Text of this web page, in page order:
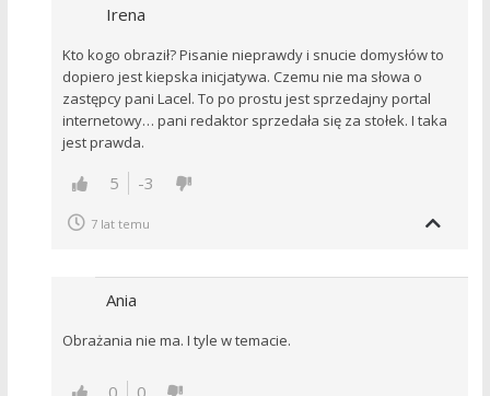
Irena
Kto kogo obraził? Pisanie nieprawdy i snucie domysłów to
dopiero jest kiepska inicjatywa. Czemu nie ma słowa o
zastępcy pani Lacel. To po prostu jest sprzedajny portal
internetowy… pani redaktor sprzedała się za stołek. I taka
jest prawda.
5 -3
7 lat temu
Ania
Obrażania nie ma. I tyle w temacie.
0 0